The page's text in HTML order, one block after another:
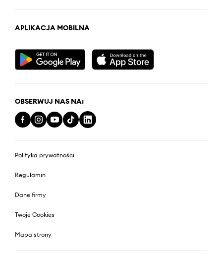
APLIKACJA MOBILNA
OBSERWUJ NAS NA:
Polityka prywatności
Regulamin
Dane firmy
Twoje Cookies
Mapa strony